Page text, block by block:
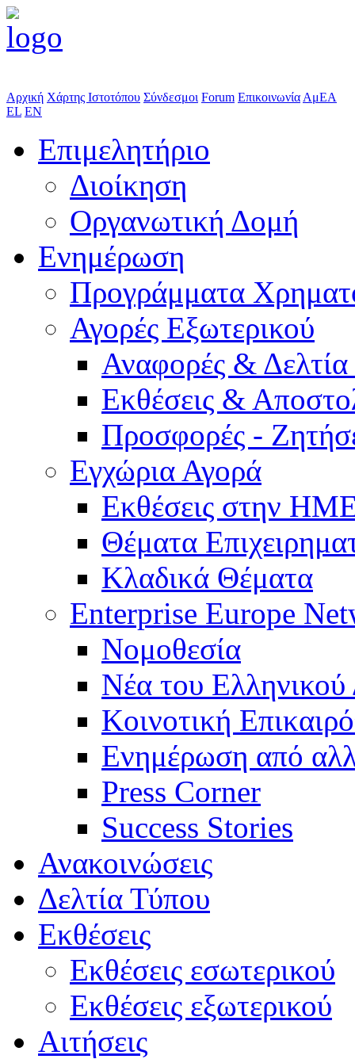
Αρχική Χάρτης Ιστοτόπου Σύνδεσμοι Forum Επικοινωνία ΑμΕΑ
EL EN
Επιμελητήριο
Διοίκηση
Οργανωτική Δομή
Ενημέρωση
Προγράμματα
Αγορές Εξωτερικού
Αναφορές &
Εκθέσεις &
Προσφορές -
Εγχώρια Αγορά
Εκθέσεις στην
Θέματα
Κλαδικά Θέματα
Enterprise Europe
Νομοθεσία
Νέα του Ελληνικού
Κοινοτική
Ενημέρωση από
Press Corner
Success Stories
Ανακοινώσεις
Δελτία Τύπου
Εκθέσεις
Εκθέσεις εσωτερικού
Εκθέσεις εξωτερικού
Αιτήσεις